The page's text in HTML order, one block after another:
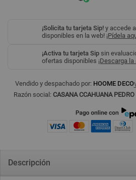
¡Solicita tu tarjeta Sip! y accede
disponibles en la web! ¡Pídela
¡Activa tu tarjeta Sip sin
ofertas disponibles ¡Descarga
Vendido y despachado por: HOOME DECO
Razón social: CASANA CCAHUANA
Descripción